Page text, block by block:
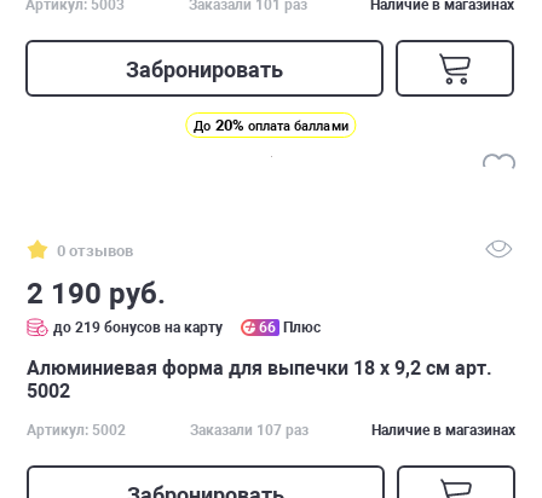
Артикул: 5003 Заказали 101 раз Наличие в магазинах
Забронировать
До 20% оплата баллами
0 отзывов
2 190 руб.
до 219 бонусов на карту 66 Плюс
Алюминиевая форма для выпечки 18 х 9,2 см арт.
5002
Артикул: 5002 Заказали 107 раз Наличие в магазинах